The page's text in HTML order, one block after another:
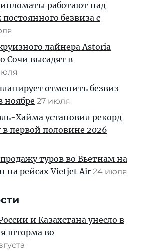
работают над
безвиза с
лайнера Astoria
Сочи высадят в
отменить безвиз
ноябре 27 июля
Хайма установил рекорд
в первой половине 2026
туров во Вьетнам на
на рейсах Vietjet Air 24 июля
и Казахстана унесло в
шторма во